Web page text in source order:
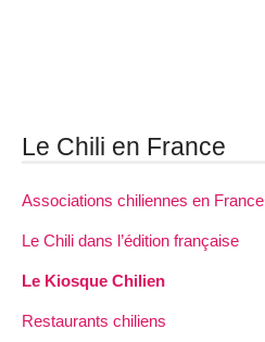
Le Chili en France
Associations chiliennes en France
Le Chili dans l’édition française
Le Kiosque Chilien
Restaurants chiliens